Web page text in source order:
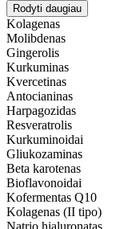
Rodyti daugiau
Kolagenas
Molibdenas
Gingerolis
Kurkuminas
Kvercetinas
Antocianinas
Harpagozidas
Resveratrolis
Kurkuminoidai
Gliukozaminas
Beta karotenas
Bioflavonoidai
Kofermentas Q10
Kolagenas (II tipo)
Natrio hialuronatas